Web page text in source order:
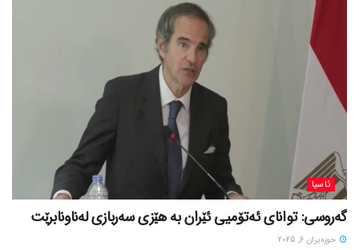
ئاسیا
گەروسی: توانای ئەتۆمیی ئێران بە هێزی سەربازی لەناونابرێت
حوزه‌یران 6, 2025